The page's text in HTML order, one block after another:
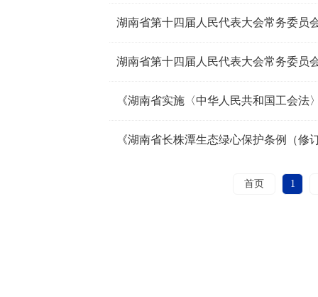
湖南省第十四届人民代表大会常务委员
湖南省第十四届人民代表大会常务委员
首页 1